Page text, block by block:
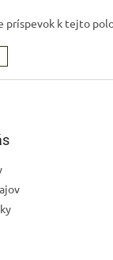
príspevok k tejto